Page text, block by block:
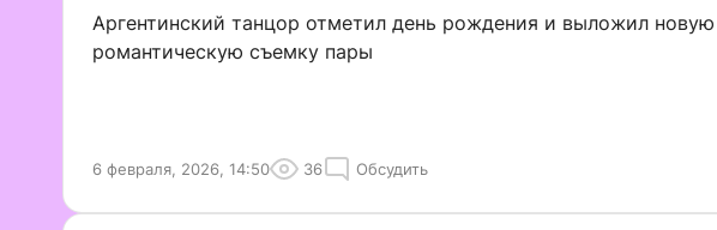
Аргентинский танцор отметил день рождения и выложил новую
романтическую съемку пары
6 февраля, 2026, 14:50 36 Обсудить